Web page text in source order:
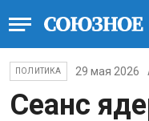
ПОЛИТИКА 29 мая 2026
Сеанс